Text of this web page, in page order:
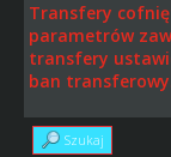
Transfery
parametrów
transfery
ban
Szukaj